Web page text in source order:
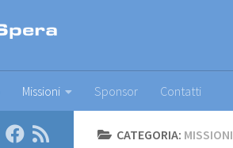
Missioni Sponsor Contatti
CATEGORIA: MISSIONI